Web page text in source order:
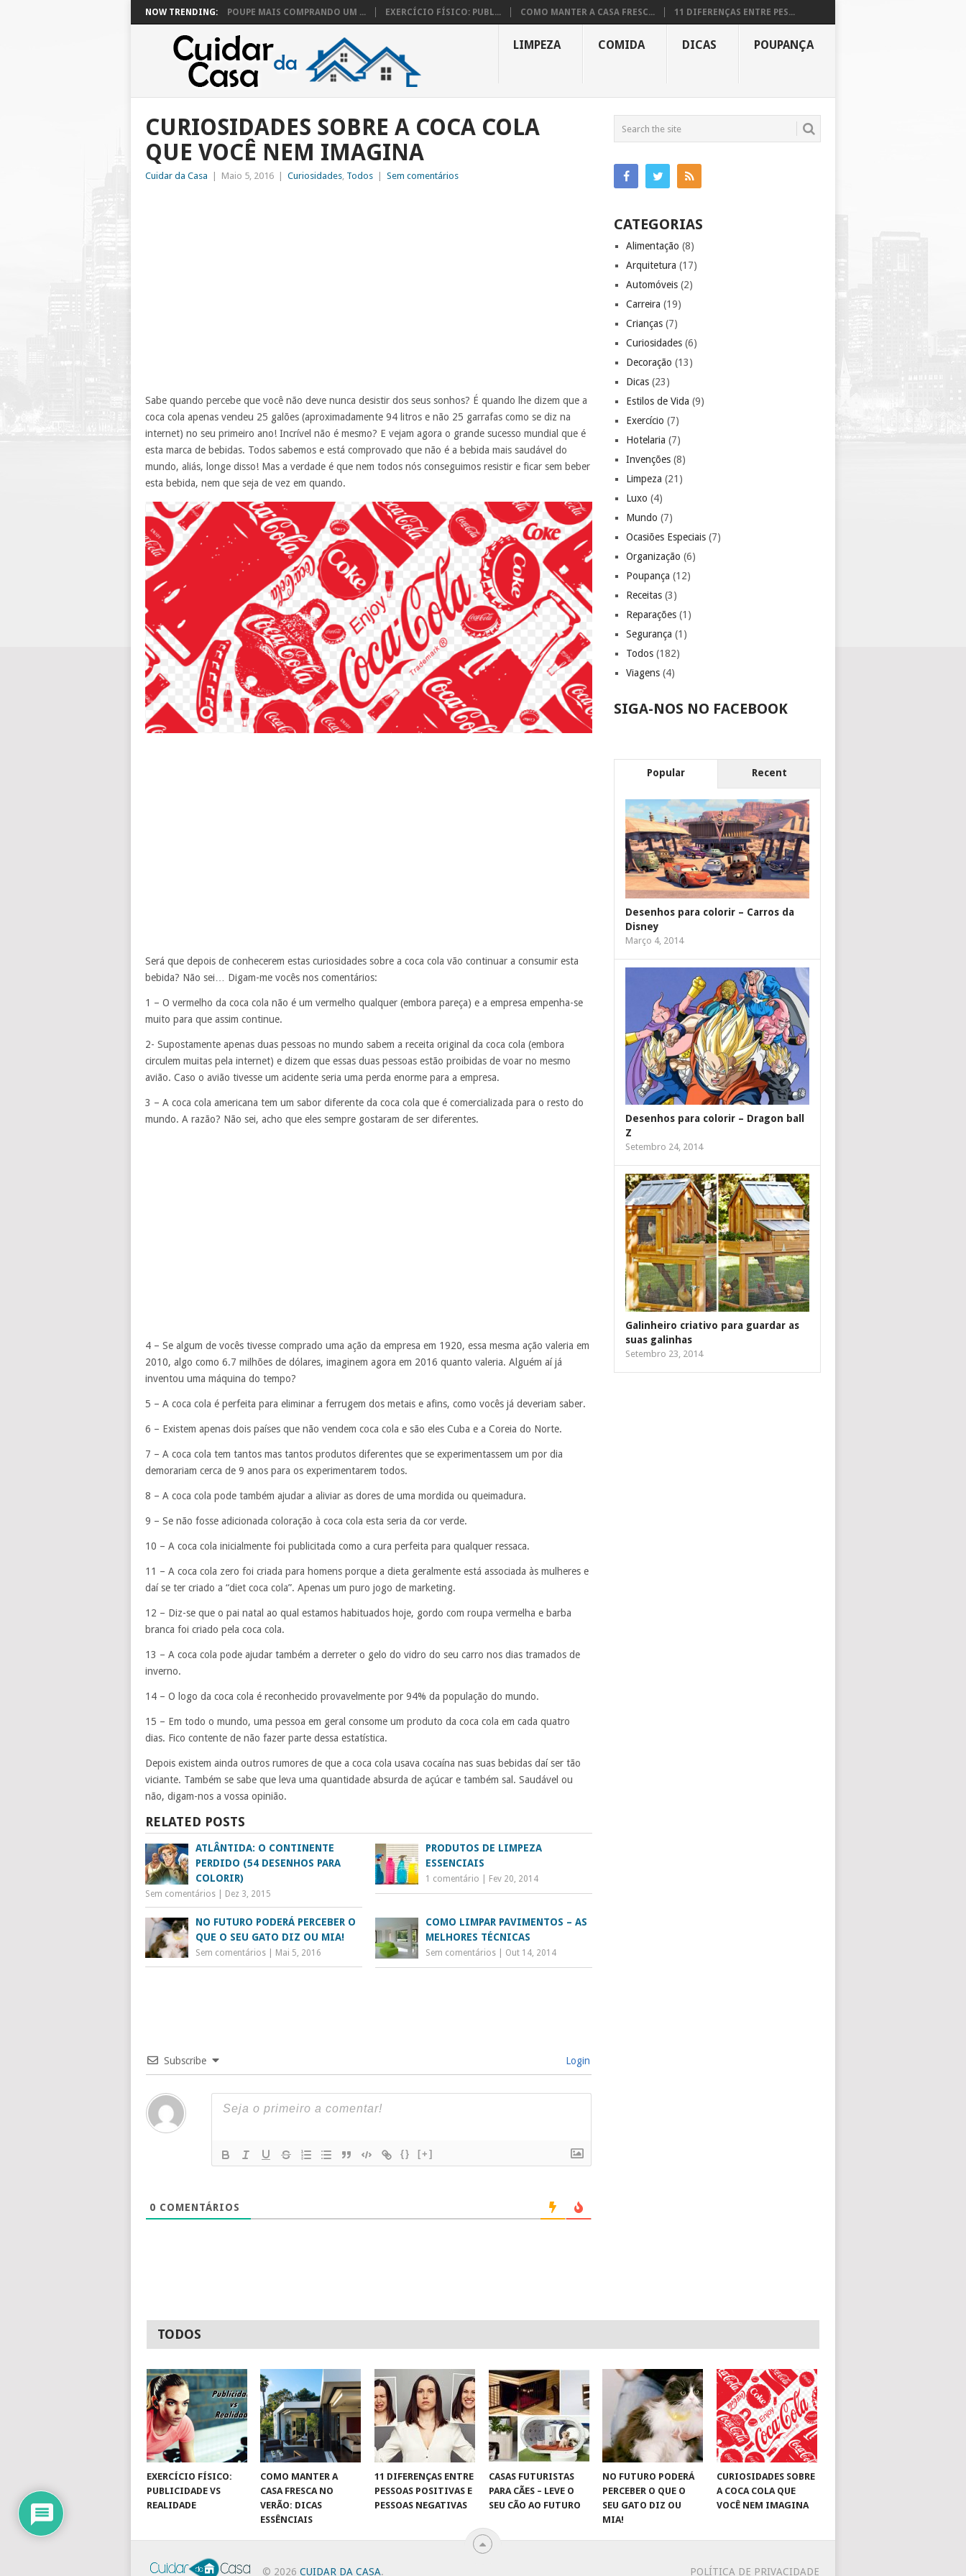
NOW TRENDING: POUPE MAIS COMPRANDO UM ... EXERCÍCIO FÍSICO: PUBL... COMO MANTER A CASA FRESC... 11 DIFERENÇAS ENTRE PES...
LIMPEZA COMIDA DICAS POUPANÇA
CURIOSIDADES SOBRE A COCA COLA
QUE VOCÊ NEM IMAGINA
Cuidar da Casa Maio 5, 2016 Curiosidades, Todos Sem comentários
Sabe quando percebe que você não deve nunca desistir dos seus sonhos? É quando lhe dizem que a
coca cola apenas vendeu 25 galões (aproximadamente 94 litros e não 25 garrafas como se diz na
internet) no seu primeiro ano! Incrível não é mesmo? E vejam agora o grande sucesso mundial que é
esta marca de bebidas. Todos sabemos e está comprovado que não é a bebida mais saudável do
mundo, aliás, longe disso! Mas a verdade é que nem todos nós conseguimos resistir e ficar sem beber
esta bebida, nem que seja de vez em quando.
Será que depois de conhecerem estas curiosidades sobre a coca cola vão continuar a consumir esta
bebida? Não sei… Digam-me vocês nos comentários:
1 – O vermelho da coca cola não é um vermelho qualquer (embora pareça) e a empresa empenha-se
muito para que assim continue.
2- Supostamente apenas duas pessoas no mundo sabem a receita original da coca cola (embora
circulem muitas pela internet) e dizem que essas duas pessoas estão proibidas de voar no mesmo
avião. Caso o avião tivesse um acidente seria uma perda enorme para a empresa.
3 – A coca cola americana tem um sabor diferente da coca cola que é comercializada para o resto do
mundo. A razão? Não sei, acho que eles sempre gostaram de ser diferentes.
4 – Se algum de vocês tivesse comprado uma ação da empresa em 1920, essa mesma ação valeria em
2010, algo como 6.7 milhões de dólares, imaginem agora em 2016 quanto valeria. Alguém aí já
inventou uma máquina do tempo?
5 – A coca cola é perfeita para eliminar a ferrugem dos metais e afins, como vocês já deveriam saber.
6 – Existem apenas dois países que não vendem coca cola e são eles Cuba e a Coreia do Norte.
7 – A coca cola tem tantos mas tantos produtos diferentes que se experimentassem um por dia
demorariam cerca de 9 anos para os experimentarem todos.
8 – A coca cola pode também ajudar a aliviar as dores de uma mordida ou queimadura.
9 – Se não fosse adicionada coloração à coca cola esta seria da cor verde.
10 – A coca cola inicialmente foi publicitada como a cura perfeita para qualquer ressaca.
11 – A coca cola zero foi criada para homens porque a dieta geralmente está associada às mulheres e
daí se ter criado a “diet coca cola”. Apenas um puro jogo de marketing.
12 – Diz-se que o pai natal ao qual estamos habituados hoje, gordo com roupa vermelha e barba
branca foi criado pela coca cola.
13 – A coca cola pode ajudar também a derreter o gelo do vidro do seu carro nos dias tramados de
inverno.
14 – O logo da coca cola é reconhecido provavelmente por 94% da população do mundo.
15 – Em todo o mundo, uma pessoa em geral consome um produto da coca cola em cada quatro
dias. Fico contente de não fazer parte dessa estatística.
Depois existem ainda outros rumores de que a coca cola usava cocaína nas suas bebidas daí ser tão
viciante. Também se sabe que leva uma quantidade absurda de açúcar e também sal. Saudável ou
não, digam-nos a vossa opinião.
RELATED POSTS
ATLÂNTIDA: O CONTINENTE
PERDIDO (54 DESENHOS PARA
COLORIR)
Sem comentários Dez 3, 2015
PRODUTOS DE LIMPEZA
ESSENCIAIS
1 comentário Fev 20, 2014
NO FUTURO PODERÁ PERCEBER O
QUE O SEU GATO DIZ OU MIA!
Sem comentários Mai 5, 2016
COMO LIMPAR PAVIMENTOS – AS
MELHORES TÉCNICAS
Sem comentários Out 14, 2014
Subscribe Login
{} [+]
0 COMENTÁRIOS
CATEGORIAS
Alimentação (8)
Arquitetura (17)
Automóveis (2)
Carreira (19)
Crianças (7)
Curiosidades (6)
Decoração (13)
Dicas (23)
Estilos de Vida (9)
Exercício (7)
Hotelaria (7)
Invenções (8)
Limpeza (21)
Luxo (4)
Mundo (7)
Ocasiões Especiais (7)
Organização (6)
Poupança (12)
Receitas (3)
Reparações (1)
Segurança (1)
Todos (182)
Viagens (4)
SIGA-NOS NO FACEBOOK
Popular Recent
Desenhos para colorir – Carros da
Disney
Março 4, 2014
Desenhos para colorir – Dragon ball
Z
Setembro 24, 2014
Galinheiro criativo para guardar as
suas galinhas
Setembro 23, 2014
TODOS
EXERCÍCIO FÍSICO:
PUBLICIDADE VS
REALIDADE
COMO MANTER A
CASA FRESCA NO
VERÃO: DICAS
ESSÊNCIAIS
11 DIFERENÇAS ENTRE
PESSOAS POSITIVAS E
PESSOAS NEGATIVAS
CASAS FUTURISTAS
PARA CÃES – LEVE O
SEU CÃO AO FUTURO
NO FUTURO PODERÁ
PERCEBER O QUE O
SEU GATO DIZ OU
MIA!
CURIOSIDADES SOBRE
A COCA COLA QUE
VOCÊ NEM IMAGINA
© 2026 CUIDAR DA CASA. POLÍTICA DE PRIVACIDADE